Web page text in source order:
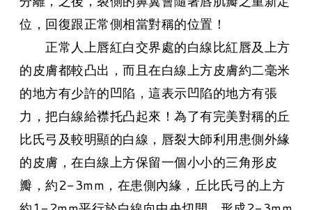
位，回復跟正常側相當對稱的位置！
正常人上唇紅白交界處的白線比紅唇及上方
的皮膚都較凸出，而且在白線上方皮膚約二毫米
的地方有少許的凹陷，這表示凹陷的地方有張
力，把白線給襟托凸起來！為了有完美對稱的丘
比氏弓及較明顯的白線，唇裂大師利用患側外緣
的皮膚，在白線上方保留一個小小的三角形皮
瓣，約2-3mm，在患側內緣，丘比氏弓的上方